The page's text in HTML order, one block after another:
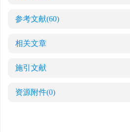
参考文献(60)
相关文章
施引文献
资源附件(0)